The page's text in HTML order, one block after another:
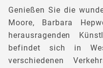
Genießen Sie die
Moore, Barbara
herausragenden
befindet sich in
verschiedenen